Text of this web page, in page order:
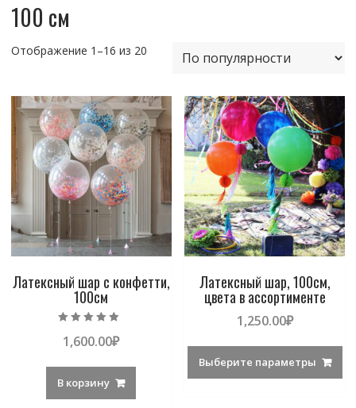
100 см
Отображение 1–16 из 20
Латексный шар с конфетти,
100см
5.00
1,600.00₽
В корзину
Латексный шар, 100см,
цвета в ассортименте
1,250.00₽
Выберите параметры